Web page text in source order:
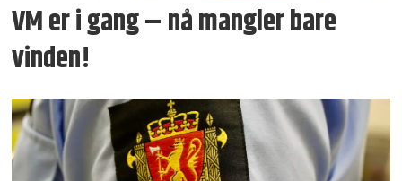
VM er i gang – nå mangler bare
vinden!